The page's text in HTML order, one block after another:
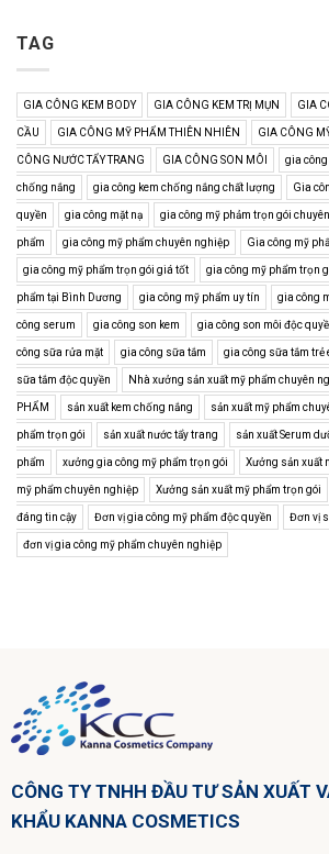
TAG
GIA CÔNG KEM BODY GIA CÔNG KEM TRỊ MỤN GIA
CẦU GIA CÔNG MỸ PHẨM THIÊN NHIÊN GIA CÔNG
CÔNG NƯỚC TẨY TRANG GIA CÔNG SON MÔI gia
chống nắng gia công kem chống nắng chất lượng Gia
quyền gia công mặt nạ gia công mỹ phảm trọn gói
phẩm gia công mỹ phẩm chuyên nghiệp Gia công mỹ
gia công mỹ phẩm trọn gói giá tốt gia công mỹ phẩm trọn
phẩm tại Bình Dương gia công mỹ phẩm uy tín gia công
công serum gia công son kem gia công son môi độc
công sữa rửa mặt gia công sữa tắm gia công sữa tắm trẻ
sữa tắm độc quyền Nhà xưởng sản xuất mỹ phẩm chuyên
PHẨM sản xuất kem chống nắng sản xuất mỹ phẩm
phẩm trọn gói sản xuất nước tẩy trang sản xuất Serum
phẩm xưởng gia công mỹ phẩm trọn gói Xưởng sản xuất
mỹ phẩm chuyên nghiệp Xưởng sản xuất mỹ phẩm trọn gói
đáng tin cậy Đơn vị gia công mỹ phẩm độc quyền Đơn vị
đơn vị gia công mỹ phẩm chuyên nghiệp
CÔNG TY TNHH ĐẦU TƯ SẢN XUẤT
KHẨU KANNA COSMETICS